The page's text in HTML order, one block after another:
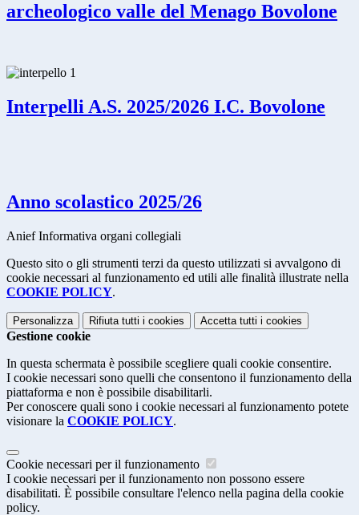
archeologico valle del Menago Bovolone
Interpelli A.S. 2025/2026 I.C. Bovolone
Anno scolastico 2025/26
Anief Informativa organi collegiali
Questo sito o gli strumenti terzi da questo utilizzati si avvalgono di
cookie necessari al funzionamento ed utili alle finalità illustrate nella
COOKIE POLICY.
Personalizza Rifiuta tutti i cookies Accetta tutti i cookies
Gestione cookie
In questa schermata è possibile scegliere quali cookie consentire.
I cookie necessari sono quelli che consentono il funzionamento della
piattaforma e non è possibile disabilitarli.
Per conoscere quali sono i cookie necessari al funzionamento potete
visionare la COOKIE POLICY.
Cookie necessari per il funzionamento
I cookie necessari per il funzionamento non possono essere
disabilitati. È possibile consultare l'elenco nella pagina della cookie
policy.